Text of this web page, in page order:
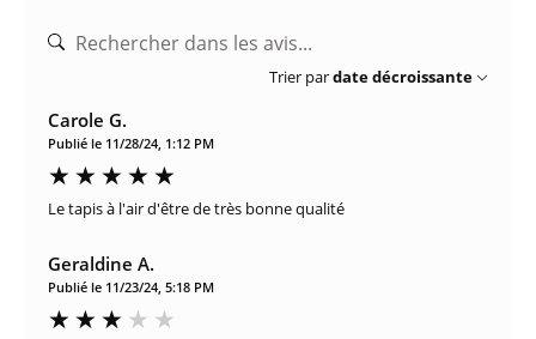
Trier pardate décroissante
Carole G.
Publié le 11/28/24, 1:12 PM
Le tapis à l'air d'être de très bonne qualité
Geraldine A.
Publié le 11/23/24, 5:18 PM